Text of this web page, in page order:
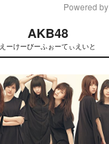
Powered by
AKB48
えーけーびーふぉーてぃえいと